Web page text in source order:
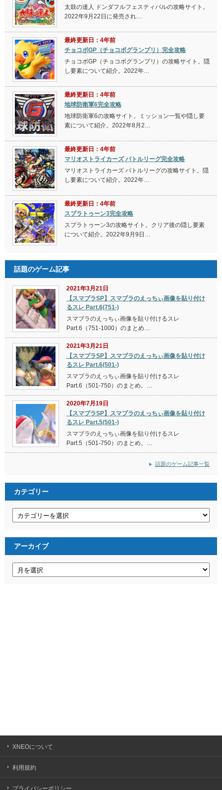
太鼓の達人 ドンダフルフェスティバルの攻略サイト。
2022年9月22日に発売され…
最終更新日：4年前
チョコボGP（チョコボグランプリ）完全攻略
チョコボGP（チョコボグランプリ）の攻略サイト。隠
し要素について紹介。2022年…
最終更新日：4年前
地球防衛軍6完全攻略
地球防衛軍6の攻略サイト。ミッション一覧や隠し要
素について紹介。2022年8月2…
最終更新日：4年前
マリオストライカーズ バトルリーグ完全攻略
マリオストライカーズ バトルリーグの攻略サイト。隠
し要素について紹介。2022年…
最終更新日：4年前
スプラトゥーン3完全攻略
スプラトゥーン3の攻略サイト。クリア後の隠し要素
について紹介。2022年9月9日…
話題のゲーム記事
2021年3月21日
【スマブラSP】スマブラのえっちぃ画像を貼り付け
るスレ Part.6(751-)
スマブラのえっちぃ画像を貼り付けるスレ
Part.6（751-1000）のまとめ…
2021年3月21日
【スマブラSP】スマブラのえっちぃ画像を貼り付け
るスレ Part.6(501-)
スマブラのえっちぃ画像を貼り付けるスレ
Part.6（501-750）のまとめ。…
2020年7月19日
【スマブラSP】スマブラのえっちぃ画像を貼り付け
るスレ Part.5(501-)
スマブラのえっちぃ画像を貼り付けるスレ
Part.5（501-750）のまとめ。…
話題のゲーム記事一覧
カテゴリー
アーカイブ
XNEOについて
利用規約